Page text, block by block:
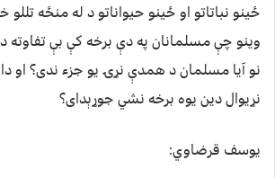
ځینو نباتاتو او ځینو حیواناتو د له منځه تللو
وینو چې مسلمانان په دې برخه کې بې تفاوته
نو آیا مسلمان د همدې نړۍ یو جزء ندی؟ او
نړیوال دین یوه برخه نشي جوړېدای؟
یوسف قرضاوي: